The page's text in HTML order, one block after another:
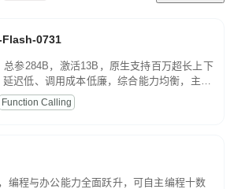
Flash-0731
参284B，激活13B，原生支持百万超长上下
迟低、调用成本低廉，综合能力均衡，主打
合日常对话、内容创作、基础 RAG、批量
景。
Function Calling
编程与办公能力全面跃升，可自主编程十数